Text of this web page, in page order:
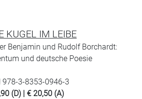
KUGEL IM LEIBE
Benjamin und Rudolf Borchardt:
und deutsche Poesie
978-3-8353-0946-3
(D) | € 20,50 (A)